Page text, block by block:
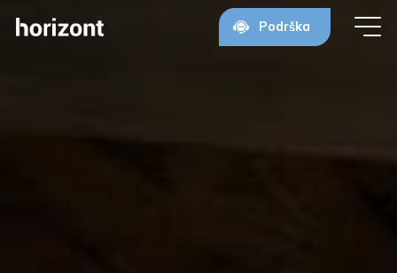
Podrška